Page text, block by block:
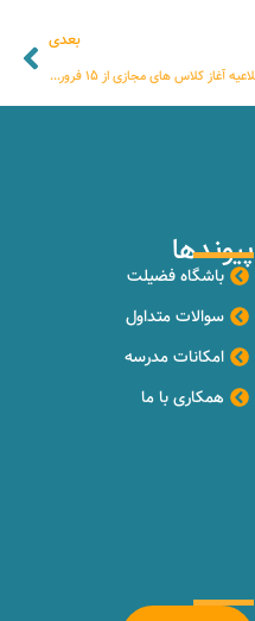
بعدی
اطلاعیه آغاز کلاس های مجازی از ۱۵ فروردین ۱۴۰۵
پیوندها
باشگاه فضیلت
سوالات متداول
امکانات مدرسه
همکاری با ما
_